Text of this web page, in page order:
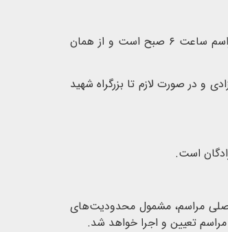
مراسم تشییع رهبر شهید و بر اساس برنامه‌ریزی‌های انجام‌شده صبح روز دوشنبه ۱۵ تیر ۱۴۰۵ آغاز خواهد شد. بر همین اساس زمان شروع مراسم ساعت ۶ صبح است و از همان
و در صورت لازم تا بزرگراه شهید
است.
مراسم، مشمول محدودیت‌های
تعیین و اجرا خواهد شد.